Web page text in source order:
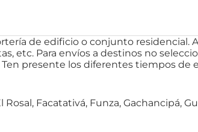
de edificio o conjunto residencial.
etc. Para envíos a destinos no
presente los diferentes tiempos de
Rosal, Facatativá, Funza, Gachancipá,